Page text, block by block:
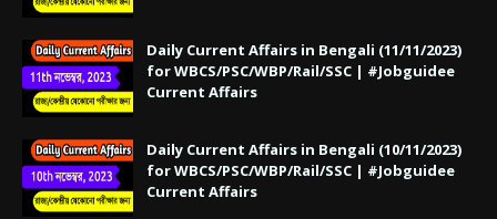
Daily Current Affairs in Bengali (11/11/2023)
for WBCS/PSC/WBP/Rail/SSC | #Jobguidee
Current Affairs
Daily Current Affairs in Bengali (10/11/2023)
for WBCS/PSC/WBP/Rail/SSC | #Jobguidee
Current Affairs